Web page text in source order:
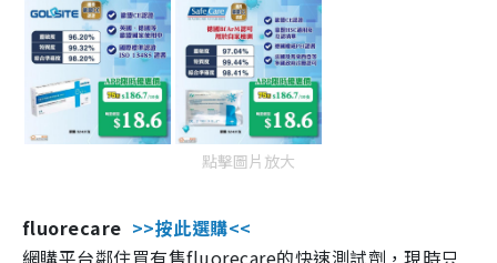
點擊圖片放大
fluorecare >>按此選購<<
網購平台鄰住買有售fluorecare的快速測試劑，現時只